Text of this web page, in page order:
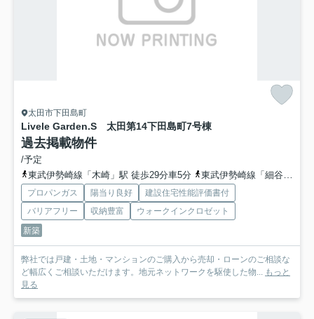
太田市下田島町
Livele Garden.S 太田第14下田島町7号棟
過去掲載物件
/予定
東武伊勢崎線「木崎」駅 徒歩29分車5分
東武伊勢崎線「細谷」駅 徒歩37分
プロパンガス 陽当り良好
建設住宅性能評価書付
バリアフリー
収納豊富
ウォークインクロゼット
新築
弊社では戸建・土地・マンションのご購入から売却・ローンのご相談な
ど幅広くご相談いただけます。地元ネットワークを駆使した物... もっと
見る